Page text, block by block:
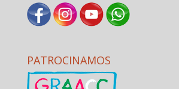
PATROCINAMOS